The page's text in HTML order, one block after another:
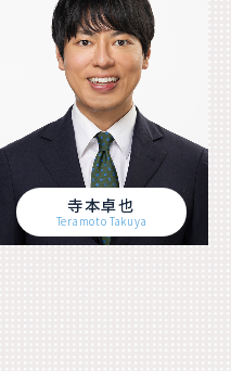
寺本卓也
Teramoto Takuya